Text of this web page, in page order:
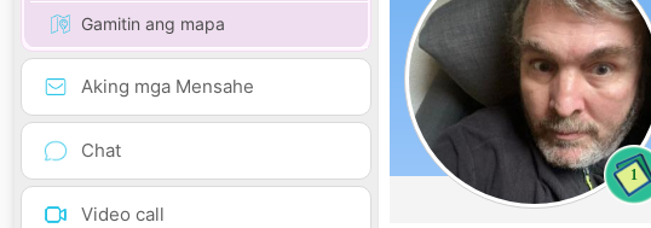
Gamitin ang mapa
Aking mga Mensahe
Chat
Video call
1